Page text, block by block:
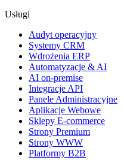
Usługi
Audyt operacyjny
Systemy CRM
Wdrożenia ERP
Automatyzacje & AI
AI on-premise
Integracje API
Panele Administracyjne
Aplikacje Webowe
Sklepy E-commerce
Strony Premium
Strony WWW
Platformy B2B